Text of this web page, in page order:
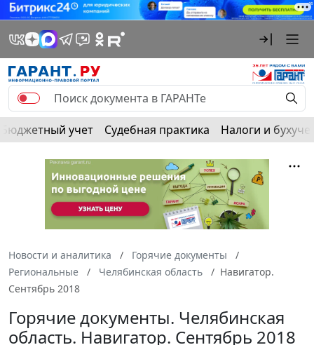
Бюджетный учет Судебная практика Налоги и
Новости и аналитика
Горячие документы
Региональные
Челябинская область
Навигатор.
Сентябрь 2018
Горячие документы. Челябинская
область. Навигатор. Сентябрь 2018